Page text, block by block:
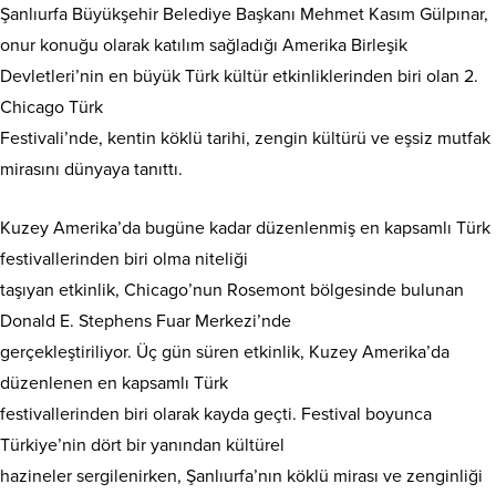
Şanlıurfa Büyükşehir Belediye Başkanı Mehmet Kasım Gülpınar,
onur konuğu olarak katılım sağladığı Amerika Birleşik
Devletleri’nin en büyük Türk kültür etkinliklerinden biri olan 2.
Chicago Türk
Festivali’nde, kentin köklü tarihi, zengin kültürü ve eşsiz mutfak
mirasını dünyaya tanıttı.
Kuzey Amerika’da bugüne kadar düzenlenmiş en kapsamlı Türk
festivallerinden biri olma niteliği
taşıyan etkinlik, Chicago’nun Rosemont bölgesinde bulunan
Donald E. Stephens Fuar Merkezi’nde
gerçekleştiriliyor. Üç gün süren etkinlik, Kuzey Amerika’da
düzenlenen en kapsamlı Türk
festivallerinden biri olarak kayda geçti. Festival boyunca
Türkiye’nin dört bir yanından kültürel
hazineler sergilenirken, Şanlıurfa’nın köklü mirası ve zenginliği